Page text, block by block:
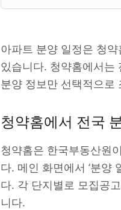
아파트 분양 일정은 청
있습니다. 청약홈에서는
분양 정보만 선택적으로
청약홈에서 전국
청약홈은 한국부동산원
다. 메인 화면에서 ‘분양
다. 각 단지별로 모집공
니다.